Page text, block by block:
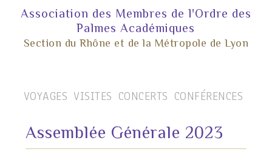
Association des Membres de l'Ordre des
Palmes Académiques
Section du Rhône et de la Métropole de Lyon
VOYAGES VISITES CONCERTS CONFÉRENCES
Assemblée Générale 2023